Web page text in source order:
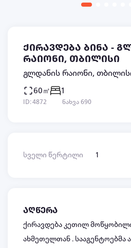
ქირავდება ბინა -
რაიონი, თბილისი
გლდანის რაიონი,
60㎡ 1
ID: 4872 ნახვა 690
სველი წერტილი 1
აღწერა
ქირავდება კეთილ
ახმეთელთან . სააგენტოებმა